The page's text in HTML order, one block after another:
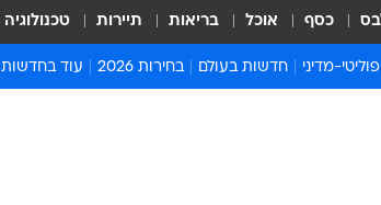
כסף אוכל בריאות תיירות טכנולוגיה
פוליטי-מדיני חדשות בעולם בחירות 2026 עוד בחדשות